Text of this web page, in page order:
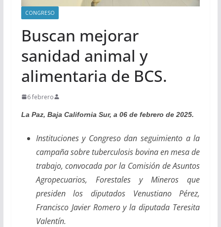
CONGRESO
Buscan mejorar
sanidad animal y
alimentaria de BCS.
6 febrero
La Paz, Baja California Sur, a 06 de febrero de 2025.
Instituciones y Congreso dan seguimiento a la
campaña sobre tuberculosis bovina en mesa de
trabajo, convocada por la Comisión de Asuntos
Agropecuarios, Forestales y Mineros que
presiden los diputados Venustiano Pérez,
Francisco Javier Romero y la diputada Teresita
Valentín.